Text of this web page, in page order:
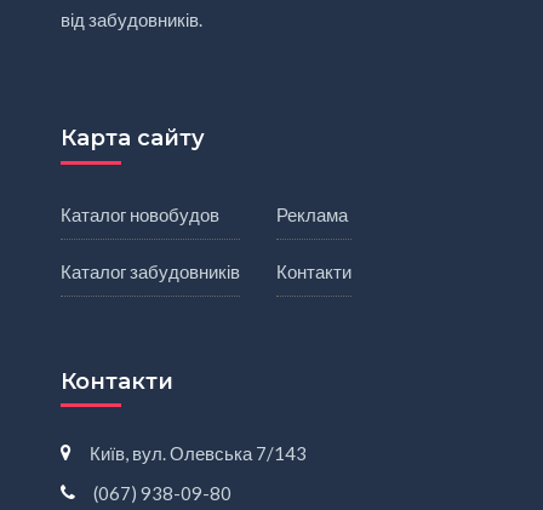
від забудовників.
Карта сайту
Каталог новобудов
Каталог забудовників
Реклама
Контакти
Контакти
Київ, вул. Олевська 7/143
(067) 938-09-80